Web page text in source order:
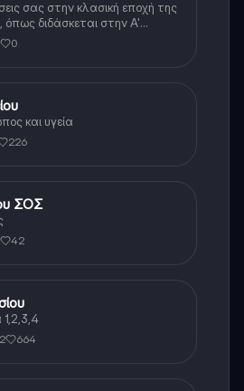
σας στην κλασική εποχή της
διδάσκεται στην Α'
0
και υγεία
226
ΣΟΣ
42
1,2,3,4
664